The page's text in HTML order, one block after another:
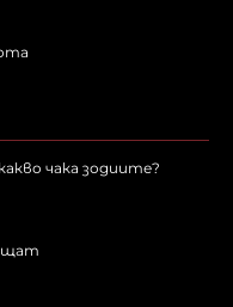
чака зодиите?